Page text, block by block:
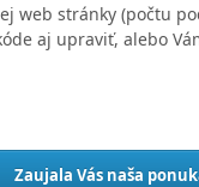
web stránky (počtu
aj upraviť, alebo
Zaujala Vás naša